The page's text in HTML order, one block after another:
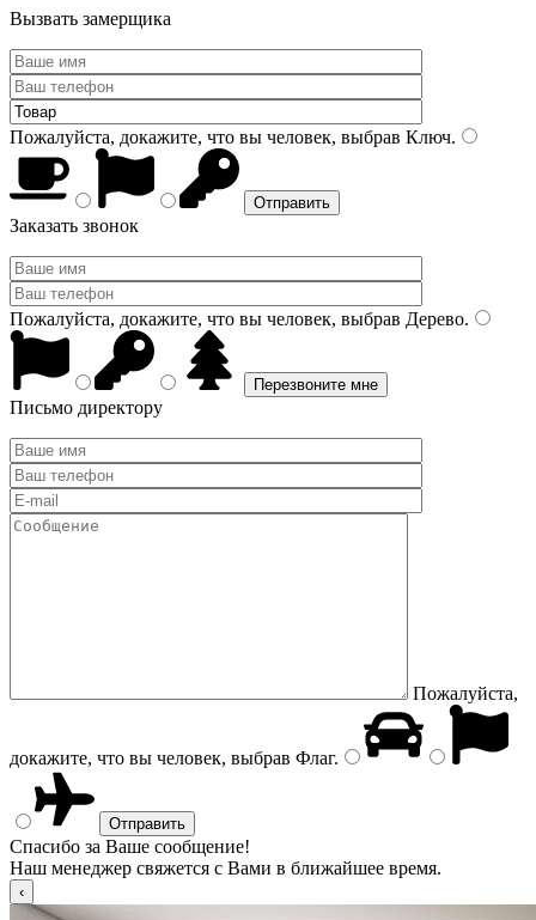
Вызвать замерщика
Пожалуйста, докажите, что вы человек, выбрав Ключ.
Заказать звонок
Пожалуйста, докажите, что вы человек, выбрав Дерево.
Письмо директору
Пожалуйста,
докажите, что вы человек, выбрав Флаг.
Спасибо за Ваше сообщение!
Наш менеджер свяжется с Вами в ближайшее время.